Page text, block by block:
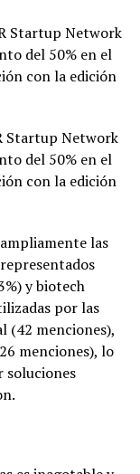
Startup Network
del 50% en el
con la edición
Startup Network
del 50% en el
con la edición
las
y biotech
por las
menciones),
menciones), lo
soluciones